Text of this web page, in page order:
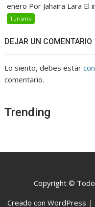
enero Por Jahaira Lara El
Turismo
DEJAR UN COMENTARIO
Lo siento, debes estar
comentario.
Trending
Copyright ©
Creado con WordPress |